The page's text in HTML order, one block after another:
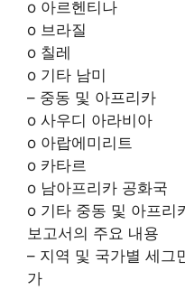
o 아르헨티나
o 브라질
o 칠레
o 기타 남미
– 중동 및 아프리카
o 사우디 아라비아
o 아랍에미리트
o 카타르
o 남아프리카 공화국
o 기타 중동 및 아프리
보고서의 주요 내용
– 지역 및 국가별 세그
가